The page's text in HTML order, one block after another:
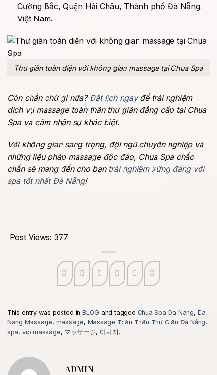
Cường Bắc, Quận Hải Châu, Thành phố Đà Nẵng,
Việt Nam.
Thư giãn toàn diện với không gian massage tại Chua Spa
Còn chần chừ gì nữa? Đặt lịch ngayđể trải nghiệm
dịch vụ massage toàn thân thư giãn đẳng cấp tại Chua
Spa và cảm nhận sự khác biệt.
Với không gian sang trọng, đội ngũ chuyên nghiệp và
những liệu pháp massage độc đáo, Chua Spa chắc
chắn sẽ mang đến cho bạn trải nghiệm xứng đáng với
spa tốt nhất Đà Nẵng!
Post Views: 377
This entry was posted in BLOG and tagged Chua Spa Da Nang, Da
Nang Massage, massage, Massage Toàn Thân Thư Giãn Đà Nẵng,
spa, vip massage, マッサージ, 마사지 .
ADMIN